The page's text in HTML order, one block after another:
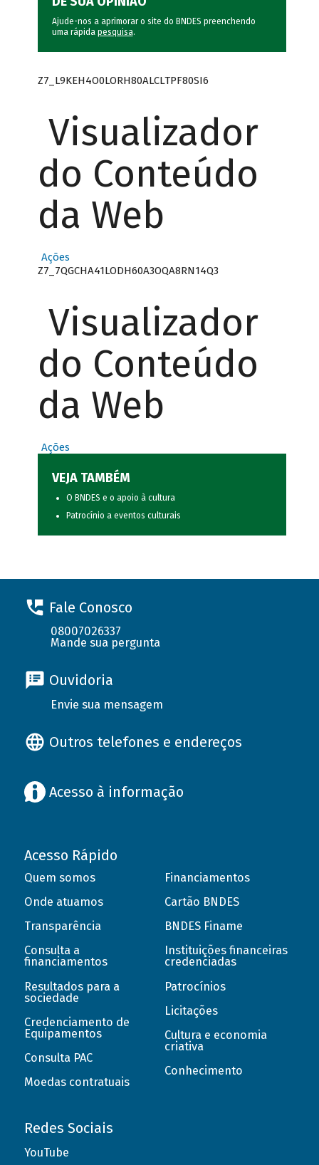
Ajude-nos a aprimorar o site do BNDES preenchendo
uma rápida pesquisa.
Z7_L9KEH4O0LORH80ALCLTPF80SI6
Visualizador
do Conteúdo
da Web
Ações
Z7_7QGCHA41LODH60A3OQA8RN14Q3
Visualizador
do Conteúdo
da Web
Ações
VEJA TAMBÉM
O BNDES e o apoio à cultura
Patrocínio a eventos culturais
Fale Conosco
08007026337
Mande sua pergunta
Ouvidoria
Envie sua mensagem
Outros telefones e endereços
Acesso à informação
Acesso Rápido
Quem somos
Onde atuamos
Transparência
Consulta a
financiamentos
Resultados para a
sociedade
Credenciamento de
Equipamentos
Consulta PAC
Moedas contratuais
Financiamentos
Cartão BNDES
BNDES Finame
Instituições financeiras
credenciadas
Patrocínios
Licitações
Cultura e economia
criativa
Conhecimento
Redes Sociais
YouTube